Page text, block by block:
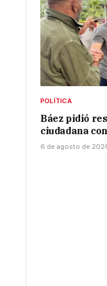
POLÍTICA
Báez pidió
ciudadana
6 de agosto de